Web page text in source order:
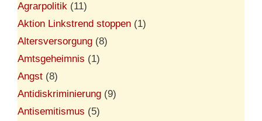
Agrarpolitik (11)
Aktion Linkstrend stoppen (1)
Altersversorgung (8)
Amtsgeheimnis (1)
Angst (8)
Antidiskriminierung (9)
Antisemitismus (5)